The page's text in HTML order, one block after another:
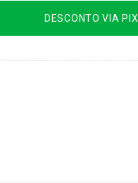
DESCONTO VIA PIX